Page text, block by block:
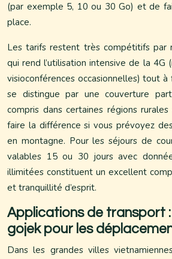
(par exemple 5, 10 ou 30 Go) et de
place.
Les tarifs restent très compétitifs par
qui rend l’utilisation intensive de la 4G
visioconférences occasionnelles) tout
se distingue par une couverture
compris dans certaines régions
faire la différence si vous prévoyez
en montagne. Pour les séjours de
valables 15 ou 30 jours avec
illimitées constituent un excellent
et tranquillité d’esprit.
Applications de transport
gojek pour les
Dans les grandes villes